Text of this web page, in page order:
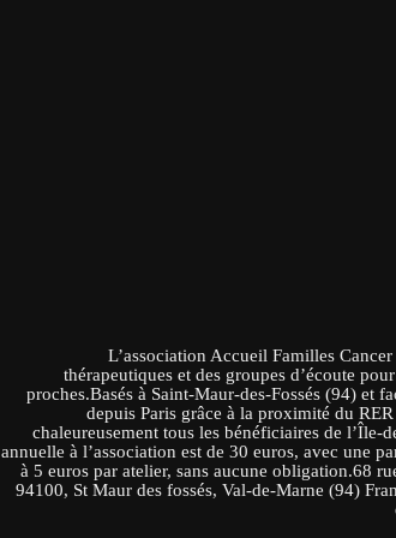
L’association Accueil Familles
thérapeutiques et des groupes d’écoute
proches.Basés à Saint-Maur-des-Fossés (94) et
depuis Paris grâce à la proximité du
chaleureusement tous les bénéficiaires de l’Île-
annuelle à l’association est de 30 euros, avec une
à 5 euros par atelier, sans aucune obligation.68
94100, St Maur des fossés, Val-de-Marne (94)